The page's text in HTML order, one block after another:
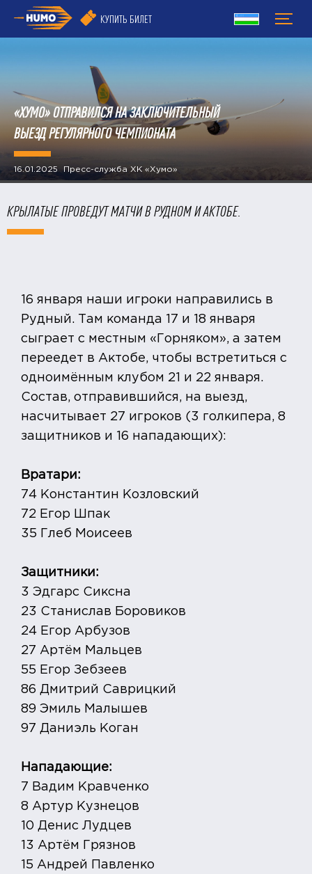
КУПИТЬ БИЛЕТ
«ХУМО» ОТПРАВИЛСЯ НА ЗАКЛЮЧИТЕЛЬНЫЙ
ВЫЕЗД РЕГУЛЯРНОГО ЧЕМПИОНАТА
16.01.2025 Пресс-служба ХК «Хумо»
КРЫЛАТЫЕ ПРОВЕДУТ МАТЧИ В РУДНОМ И АКТОБЕ.
16 января наши игроки направились в
Рудный. Там команда 17 и 18 января
сыграет с местным «Горняком», а затем
переедет в Актобе, чтобы встретиться с
одноимённым клубом 21 и 22 января.
Состав, отправившийся, на выезд,
насчитывает 27 игроков (3 голкипера, 8
защитников и 16 нападающих):
Вратари:
74 Константин Козловский
72 Егор Шпак
35 Глеб Моисеев
Защитники:
3 Эдгарс Сиксна
23 Станислав Боровиков
24 Егор Арбузов
27 Артём Мальцев
55 Егор Зебзеев
86 Дмитрий Саврицкий
89 Эмиль Малышев
97 Даниэль Коган
Нападающие:
7 Вадим Кравченко
8 Артур Кузнецов
10 Денис Лудцев
13 Артём Грязнов
15 Андрей Павленко